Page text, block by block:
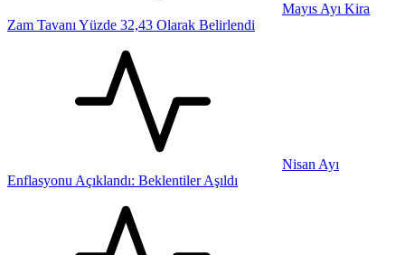
Mayıs Ayı Kira
Zam Tavanı Yüzde 32,43 Olarak Belirlendi
Nisan Ayı
Enflasyonu Açıklandı: Beklentiler Aşıldı